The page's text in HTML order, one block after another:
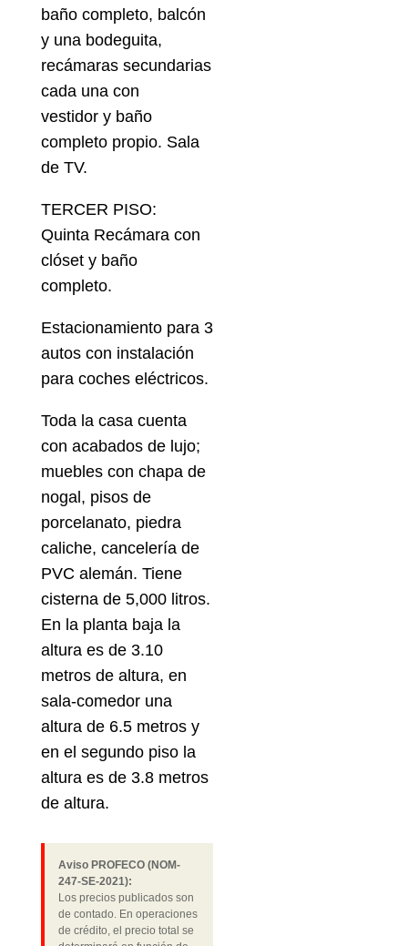
baño completo, balcón
y una bodeguita,
recámaras secundarias
cada una con
vestidor y baño
completo propio. Sala
de TV.
TERCER PISO:
Quinta Recámara con
clóset y baño
completo.
Estacionamiento para 3
autos con instalación
para coches eléctricos.
Toda la casa cuenta
con acabados de lujo;
muebles con chapa de
nogal, pisos de
porcelanato, piedra
caliche, cancelería de
PVC alemán. Tiene
cisterna de 5,000 litros.
En la planta baja la
altura es de 3.10
metros de altura, en
sala-comedor una
altura de 6.5 metros y
en el segundo piso la
altura es de 3.8 metros
de altura.
Aviso PROFECO (NOM-
247-SE-2021):
Los precios publicados son
de contado. En operaciones
de crédito, el precio total se